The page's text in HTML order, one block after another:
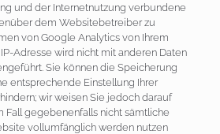
und der Internetnutzung verbundene
dem Websitebetreiber zu
von Google Analytics von Ihrem
Adresse wird nicht mit anderen Daten
Sie können die Speicherung
entsprechende Einstellung Ihrer
wir weisen Sie jedoch darauf
Fall gegebenenfalls nicht sämtliche
vollumfänglich werden nutzen